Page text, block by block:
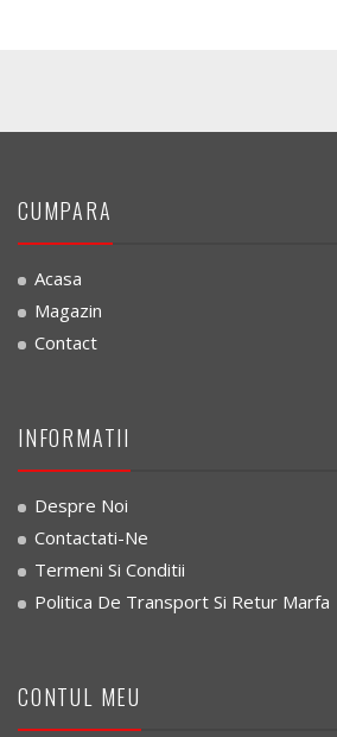
CUMPARA
Acasa
Magazin
Contact
INFORMATII
Despre Noi
Contactati-Ne
Termeni Si Conditii
Politica De Transport Si Retur Marfa
CONTUL MEU